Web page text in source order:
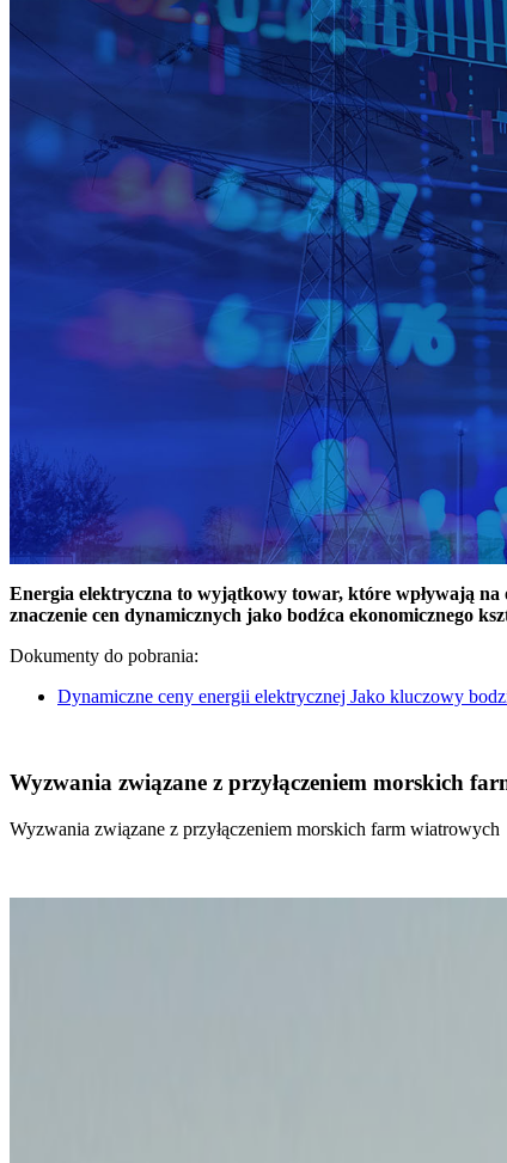
Energia elektryczna to wyjątkowy towar, które wpływają
znaczenie cen dynamicznych jako bodźca ekonomicznego
Dokumenty do pobrania:
Dynamiczne ceny energii elektrycznej Jako kluczowy
Wyzwania związane z przyłączeniem morskich
Wyzwania związane z przyłączeniem morskich farm wiatrowych